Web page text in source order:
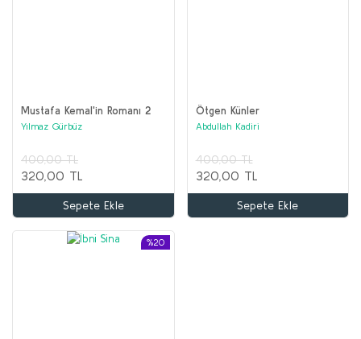
Mustafa Kemal'in Romanı 2
Yılmaz Gürbüz
400,00 TL
320,00 TL
Sepete Ekle
Ötgen Künler
Abdullah Kadiri
400,00 TL
320,00 TL
Sepete Ekle
%20